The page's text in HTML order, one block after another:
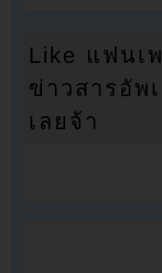
Like แฟนเ
ข่าวสารอัพ
เลยจ้า